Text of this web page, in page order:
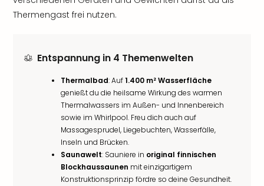
Thermengast frei nutzen.
Entspannung in 4 Themenwelten
Thermalbad: Auf1.400 m² Wasserfläche
genießt du die heilsame Wirkung des warmen
Thermalwassers im Außen- und Innenbereich
sowie im Whirlpool. Freu dich auch auf
Massagesprudel, Liegebuchten, Wasserfälle,
Inseln und Brücken.
Saunawelt: Sauniere in original finnischen
Blockhaussaunen mit einzigartigem
Konstruktionsprinzip fördre so deine Gesundheit.